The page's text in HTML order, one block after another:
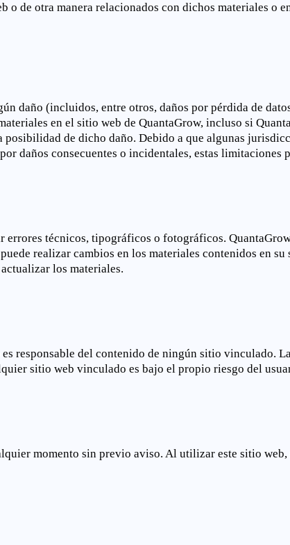
de otra manera relacionados con dichos materiales o
daño (incluidos, entre otros, daños por pérdida de
en el sitio web de QuantaGrow, incluso si
de dicho daño. Debido a que algunas
daños consecuentes o incidentales, estas limitaciones
técnicos, tipográficos o fotográficos.
realizar cambios en los materiales contenidos en
los materiales.
responsable del contenido de ningún sitio vinculado.
sitio web vinculado es bajo el propio riesgo del
momento sin previo aviso. Al utilizar este sitio web,